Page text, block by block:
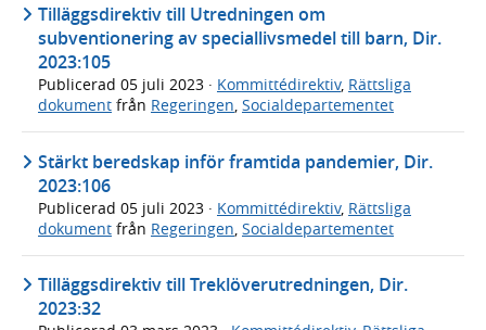
Tilläggsdirektiv till Utredningen om
subventionering av speciallivsmedel till barn, Dir.
2023:105
Publicerad 05 juli 2023 · Kommittédirektiv, Rättsliga
dokument från Regeringen, Socialdepartementet
Stärkt beredskap inför framtida pandemier, Dir.
2023:106
Publicerad 05 juli 2023 · Kommittédirektiv, Rättsliga
dokument från Regeringen Socialdepartementet
Tilläggsdirektiv till Treklöverutredningen, Dir.
2023:32